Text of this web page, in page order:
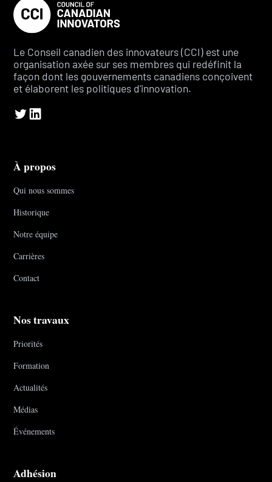
Le Conseil canadien des innovateurs (CCI) est une
organisation axée sur ses membres qui redéfinit la
façon dont les gouvernements canadiens conçoivent
et élaborent les politiques d'innovation.
À propos
Qui nous sommes
Historique
Notre équipe
Carrières
Contact
Nos travaux
Priorités
Formation
Actualités
Médias
Événements
Adhésion